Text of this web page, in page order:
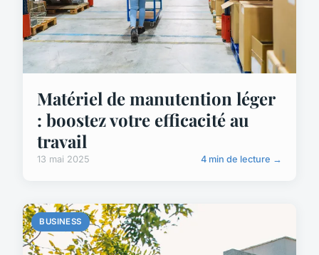
Matériel de manutention léger
: boostez votre efficacité au
travail
13 mai 2025 4 min de lecture →
BUSINESS